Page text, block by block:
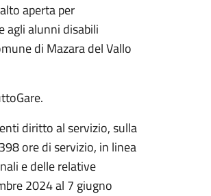
aperta per
agli alunni disabili
di Mazara del Vallo
diritto al servizio, sulla
ore di servizio, in linea
e delle relative
2024 al 7 giugno